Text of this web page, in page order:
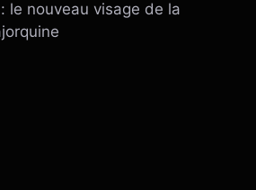
le nouveau visage de la